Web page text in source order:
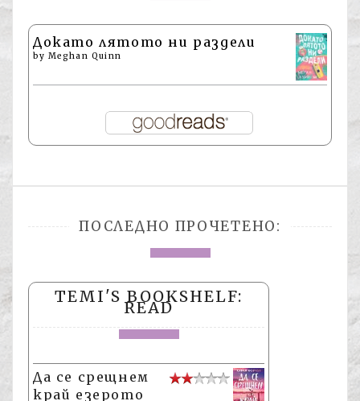
Докато лятото ни раздели
by Meghan Quinn
ПОСЛЕДНО ПРОЧЕТЕНО:
TEMI'S BOOKSHELF:
READ
Да се срещнем
край езерото